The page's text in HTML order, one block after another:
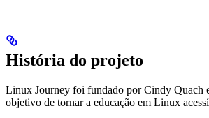
História do projeto
Linux Journey foi fundado por Cindy Quach
objetivo de tornar a educação em Linux